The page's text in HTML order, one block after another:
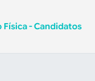
- Candidatos